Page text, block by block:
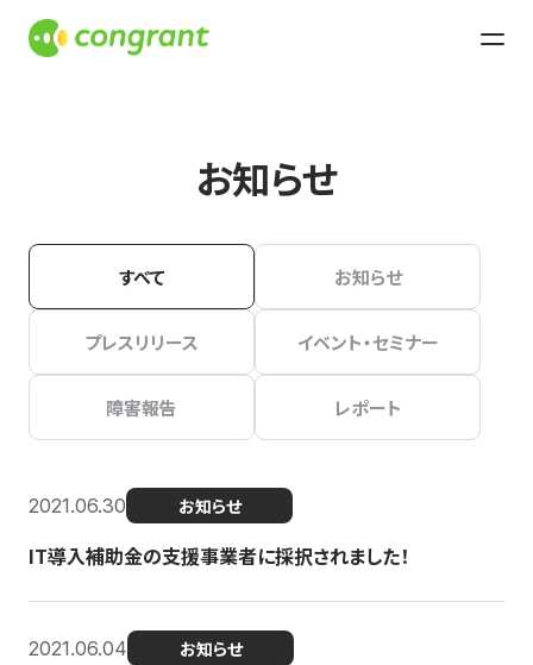
お知らせ
すべて お知らせ
プレスリリース イベント・セミナー
障害報告 レポート
2021.06.30 お知らせ
IT導入補助金の支援事業者に採択されました！
2021.06.04 お知らせ